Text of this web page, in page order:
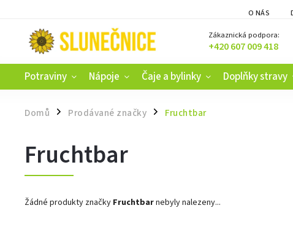
O NÁS
Zákaznická podpora:
+420 607 009 418
Potraviny Nápoje Čaje a bylinky Doplňky stravy
Domů / Prodávané značky / Fruchtbar
Fruchtbar
Žádné produkty značky Fruchtbarnebyly nalezeny...